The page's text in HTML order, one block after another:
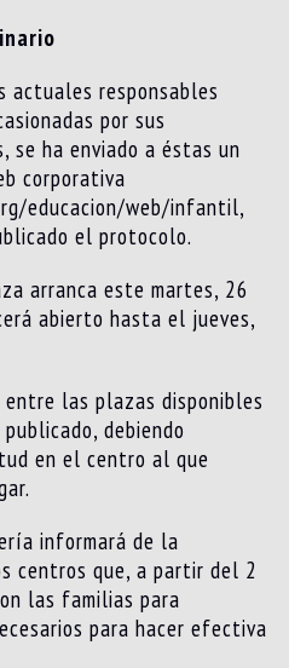
actuales responsables
por sus
se ha enviado a éstas un
corporativa
educacion/web/infantil,
el protocolo.
arranca este martes, 26
abierto hasta el jueves,
las plazas disponibles
debiendo
en el centro al que
informará de la
centros que, a partir del 2
las familias para
para hacer efectiva